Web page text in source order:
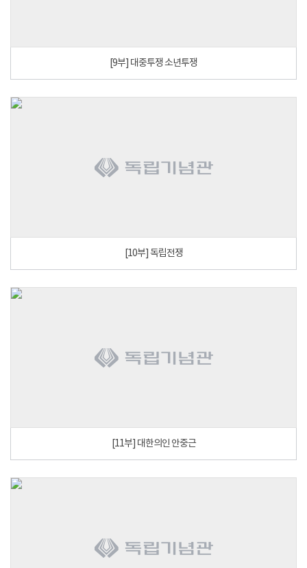
[9부] 대중투쟁 소년투쟁
[10부] 독립전쟁
[11부] 대한의인 안중근